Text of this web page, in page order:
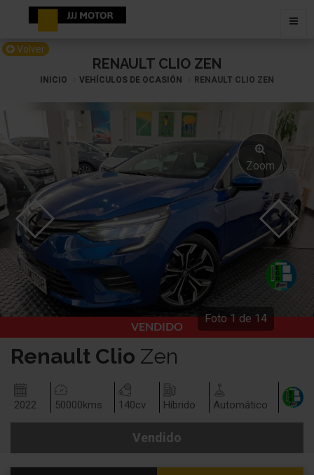
RENAULT CLIO ZEN
Volver
INICIO VEHÍCULOS DE OCASIÓN RENAULT CLIO ZEN
Zoom
VENDIDO
Foto1 de 14
Renault Clio Zen
2022 50000kms 140cv Híbrido Automático
Vendido